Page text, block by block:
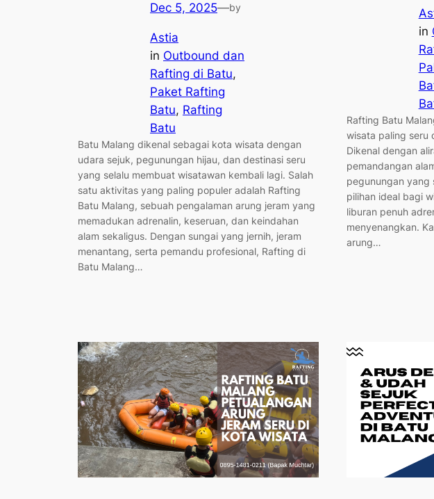
Dec 5, 2025—by
Astia
in Outbound dan
Rafting di Batu
Paket Rafting
Batu, Rafting
Batu
Batu Malang dikenal sebagai kota wisata dengan
udara sejuk, pegunungan hijau, dan destinasi seru
yang selalu membuat wisatawan kembali lagi. Salah
satu aktivitas yang paling populer adalah Rafting
Batu Malang, sebuah pengalaman arung jeram yang
memadukan adrenalin, keseruan, dan keindahan
alam sekaligus. Dengan sungai yang jernih, jeram
menantang, serta pemandu profesional, Rafting di
Batu Malang…
in
Rafting Batu
wisata paling seru
Dikenal dengan
pemandangan
pegunungan yang
pilihan ideal bagi
liburan penuh
menyenangkan.
arung…